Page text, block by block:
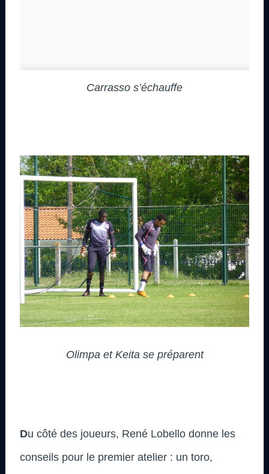
Carrasso s’échauffe
Olimpa et Keita se préparent
Du côté des joueurs, René Lobello donne les
conseils pour le premier atelier : un toro,